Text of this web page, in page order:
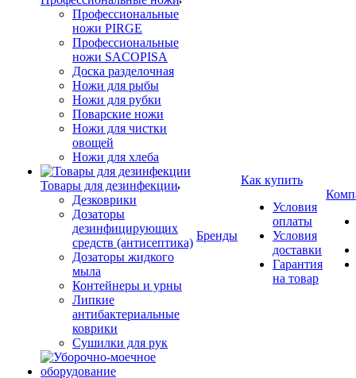
Профессиональные
ножи PIRGE
Профессиональные
ножи SACOPISA
Доска разделочная
Ножи для рыбы
Ножи для рубки
Поварские ножи
Ножи для чистки
овощей
Ножи для хлеба
Товары для дезинфекции
Дезковрики
Дозаторы
дезинфицирующих
средств (антисептика)
Дозаторы жидкого
мыла
Контейнеры и урны
Липкие
антибактериальные
коврики
Сушилки для рук
Бренды
Как купить
Условия
оплаты
Условия
доставки
Гарантия
на товар